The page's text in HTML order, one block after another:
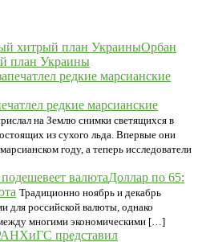
Орбан
план Украины
редкие марсианские
на Землю снимки светящихся в
из сухого льда. Впервые они
году, а теперь исследователи
Доллар по 65:
Традиционно ноябрь и декабрь
для российской валюты, однако
многими экономическими […]